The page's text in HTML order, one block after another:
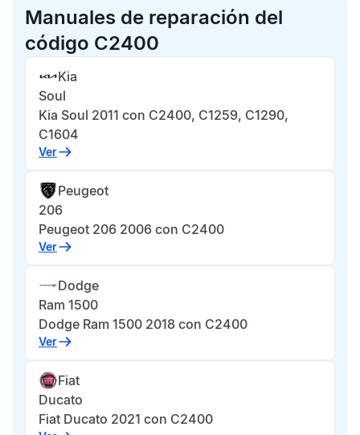
Manuales de reparación del
código C2400
Kia
Soul
Kia Soul 2011 con C2400, C1259, C1290,
C1604
Ver
Peugeot
206
Peugeot 206 2006 con C2400
Ver
Dodge
Ram 1500
Dodge Ram 1500 2018 con C2400
Ver
Fiat
Ducato
Fiat Ducato 2021 con C2400